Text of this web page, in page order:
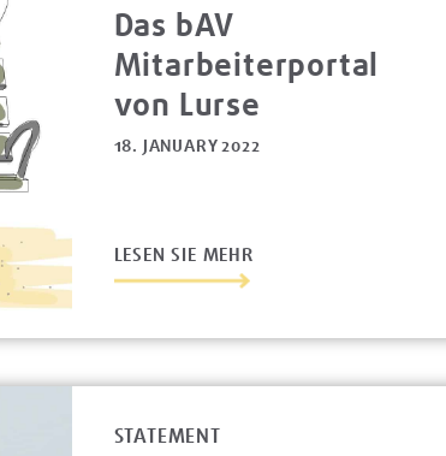
Das bAV
Mitarbeiterportal
von Lurse
18. JANUARY 2022
LESEN SIE MEHR
STATEMENT